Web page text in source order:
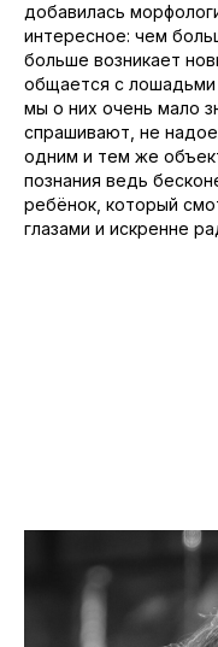
добавилась
интересное: чем
больше возникает
общается с лошадьми
мы о них очень мало
спрашивают, не
одним и тем же
познания ведь
ребёнок, который
глазами и искренне